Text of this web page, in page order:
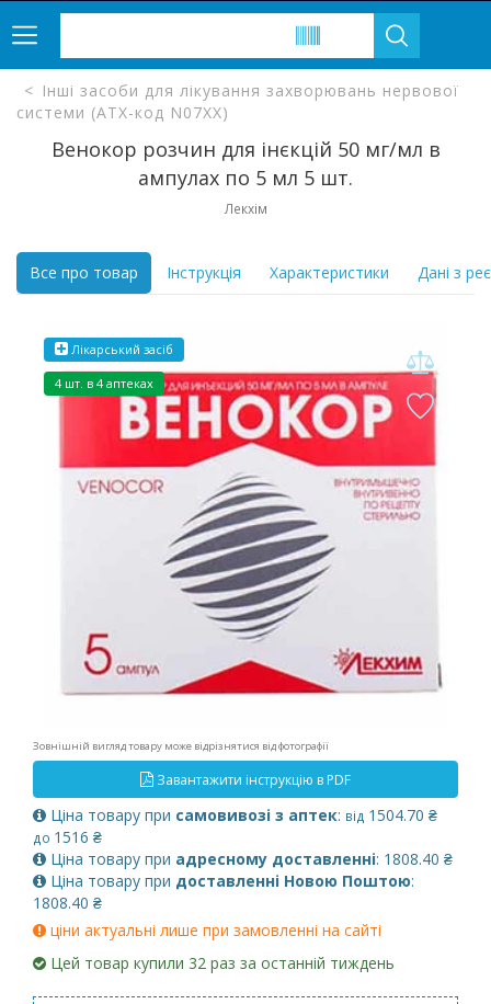
Інші засоби для лікування захворювань нервової
системи (ATX-код N07XX)
Венокор розчин для інєкцій 50 мг/мл в
ампулах по 5 мл 5 шт.
Лекхім
Все про товар Інструкція Характеристики Дані з
Лікарський засіб
4 шт. в 4 аптеках
Зовнішній вигляд товару може відрізнятися від фотографії
Завантажити інструкцію в PDF
Ціна товару при самовивозі з аптек: від 1504.70 ₴
до 1516 ₴
Ціна товару при адресному доставленні: 1808.40 ₴
Ціна товару при доставленні Новою Поштою:
1808.40 ₴
ціни актуальні лише при замовленні на сайті
Цей товар купили 32 раз за останній тиждень